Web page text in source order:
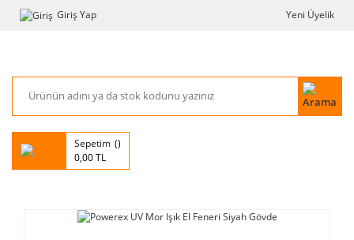
Giriş Yap Yeni Üyelik
Sepetim
0,00 TL